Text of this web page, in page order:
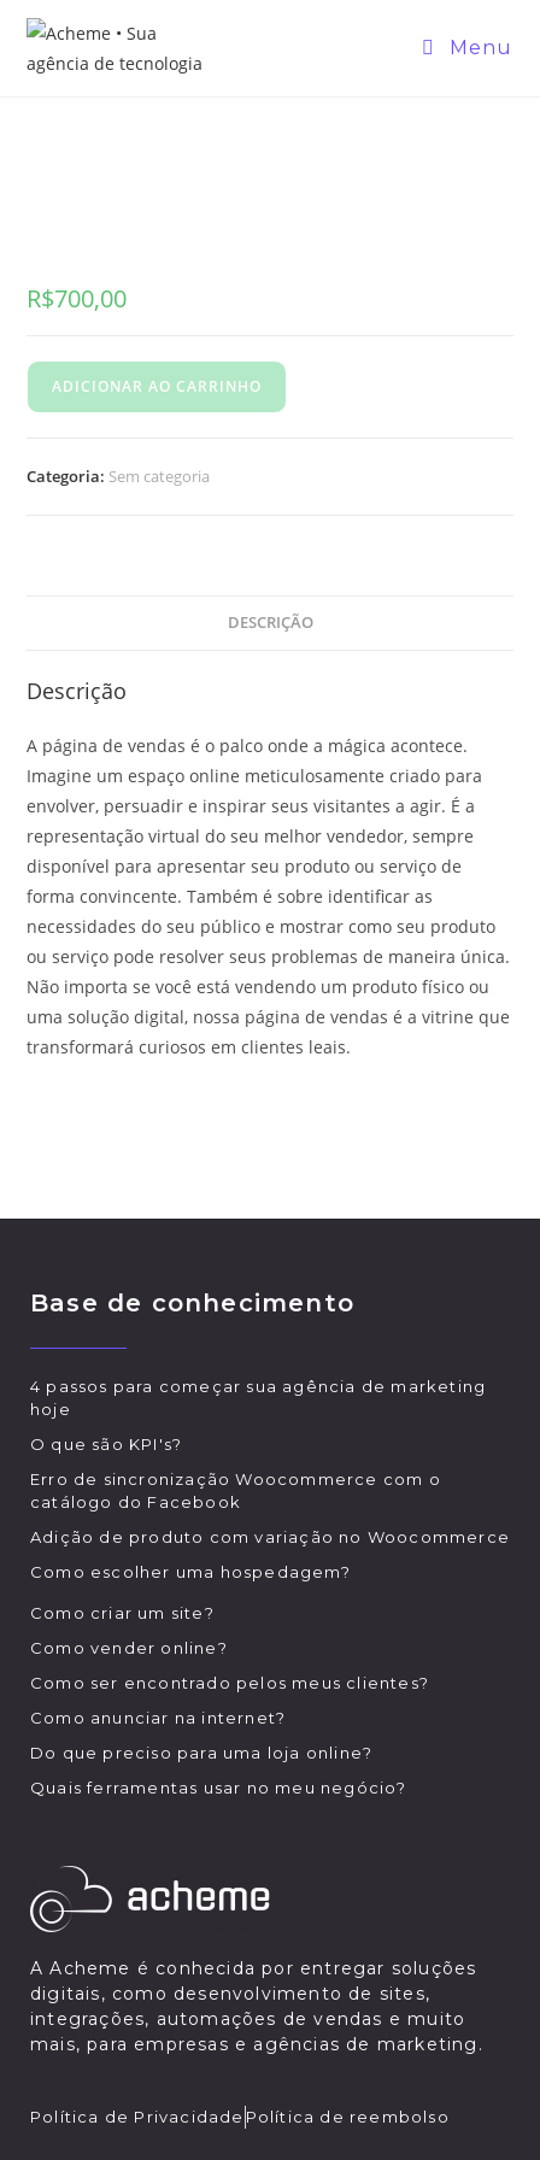
Menu
R$700,00
ADICIONAR AO CARRINHO
Categoria: Sem categoria
DESCRIÇÃO
Descrição
A página de vendas é o palco onde a mágica acontece.
Imagine um espaço online meticulosamente criado para
envolver, persuadir e inspirar seus visitantes a agir. É a
representação virtual do seu melhor vendedor, sempre
disponível para apresentar seu produto ou serviço de
forma convincente. Também é sobre identificar as
necessidades do seu público e mostrar como seu produto
ou serviço pode resolver seus problemas de maneira única.
Não importa se você está vendendo um produto físico ou
uma solução digital, nossa página de vendas é a vitrine que
transformará curiosos em clientes leais.
Base de conhecimento
4 passos para começar sua agência de marketing
hoje
O que são KPI's?
Erro de sincronização Woocommerce com o
catálogo do Facebook
Adição de produto com variação no Woocommerce
Como escolher uma hospedagem?
Como criar um site?
Como vender online?
Como ser encontrado pelos meus clientes?
Como anunciar na internet?
Do que preciso para uma loja online?
Quais ferramentas usar no meu negócio?
A Acheme é conhecida por entregar soluções
digitais, como desenvolvimento de sites,
integrações, automações de vendas e muito
mais, para empresas e agências de marketing.
Política de Privacidade Política de reembolso